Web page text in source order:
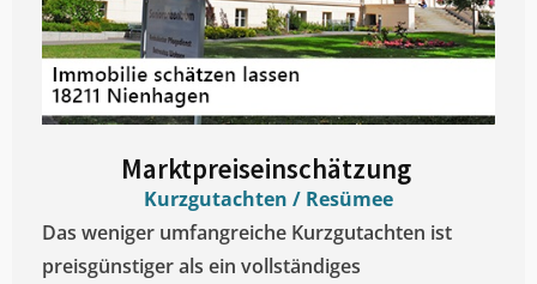
Marktpreiseinschätzung ​
Kurzgutachten / Resümee
Das weniger umfangreiche Kurzgutachten ist
preisgünstiger als ein vollständiges